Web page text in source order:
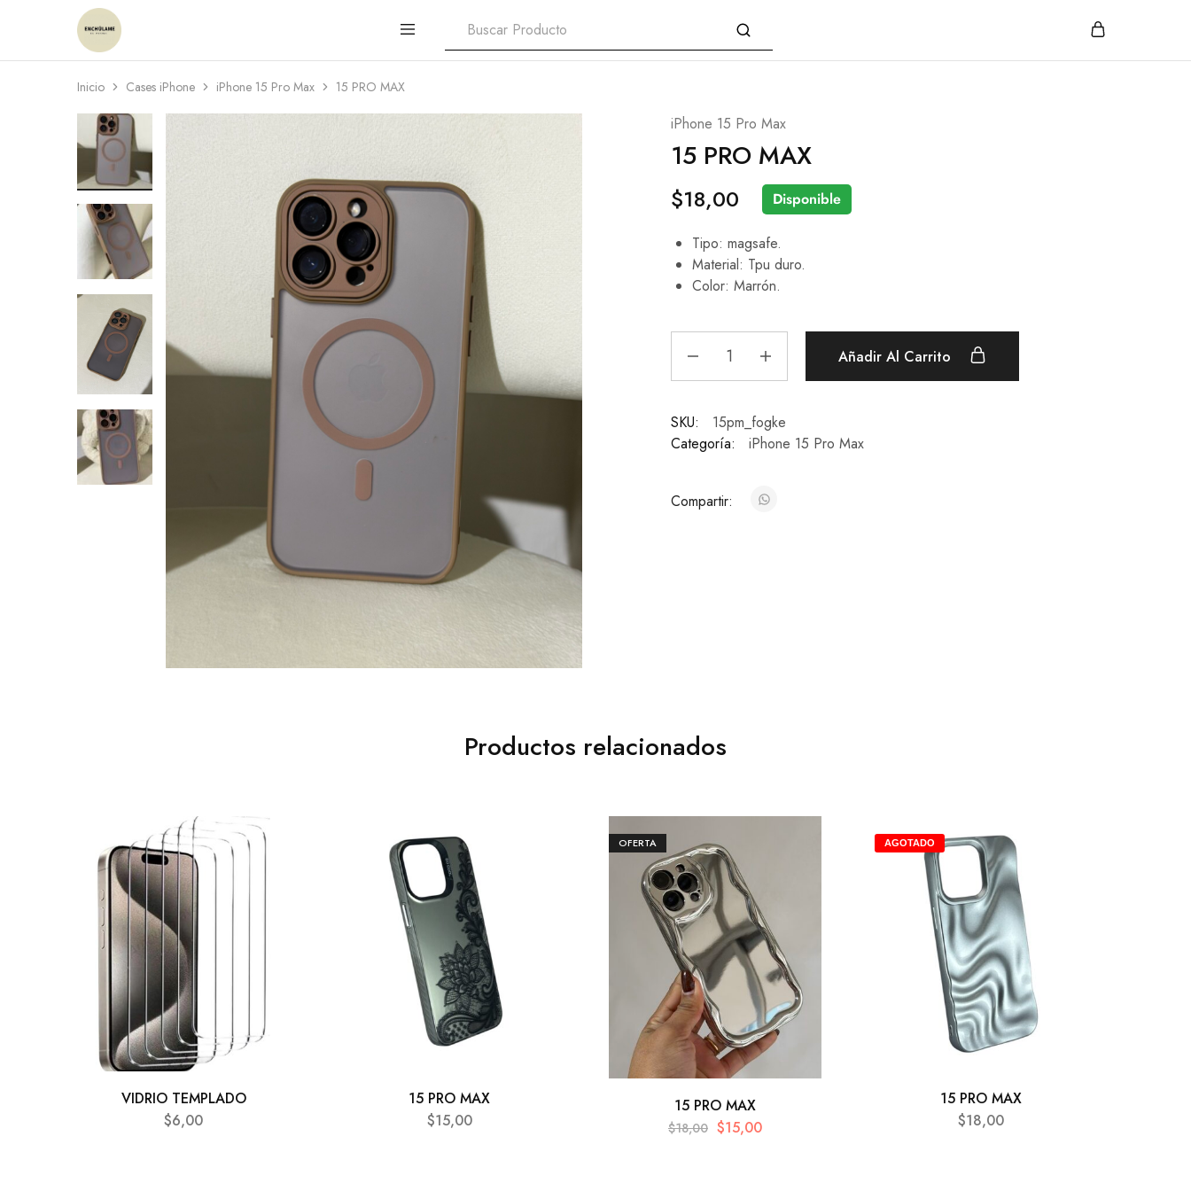
Enchulame
Tienda
Inicio Cases iPhone iPhone 15 Pro Max 15 PRO MAX
iPhone 15 Pro Max
15 PRO MAX
$18,00 Disponible
Tipo: magsafe.
Material: Tpu duro.
Color: Marrón.
Añadir Al Carrito
SKU:
15pm_fogke
Categoría:
iPhone 15 Pro Max
Compartir:
Productos relacionados
VIDRIO TEMPLADO
$6,00
15 PRO MAX
$15,00
OFERTA
15 PRO MAX
$18,00 $15,00
AGOTADO
15 PRO MAX
$18,00